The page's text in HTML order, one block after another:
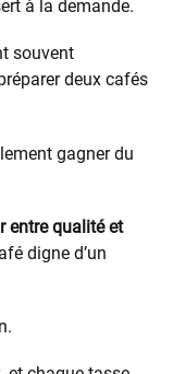
à la demande.
souvent
deux cafés
gagner du
entre qualité et
digne d’un